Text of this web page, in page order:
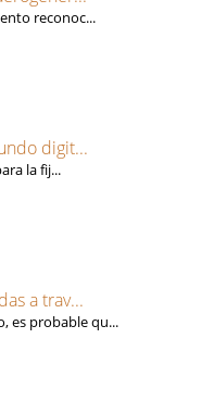
reconoc...
digit...
la fij...
a trav...
es probable qu...